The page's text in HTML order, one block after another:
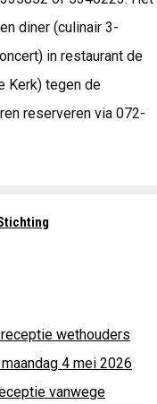
diner (culinair 3-
in restaurant de
Kerk) tegen de
reserveren via 072-
wethouders
4 mei 2026
vanwege